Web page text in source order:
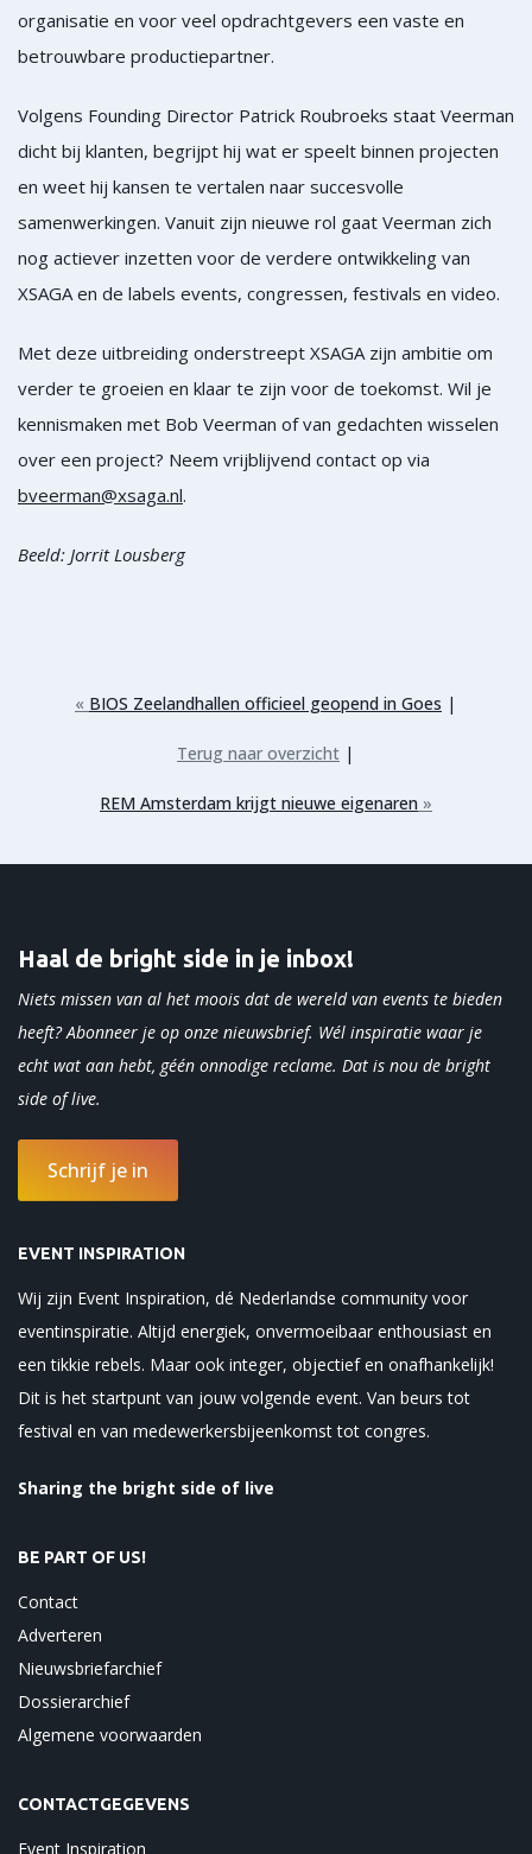
organisatie en voor veel opdrachtgevers een vaste en
betrouwbare productiepartner.
Volgens Founding Director Patrick Roubroeks staat Veerman
dicht bij klanten, begrijpt hij wat er speelt binnen projecten
en weet hij kansen te vertalen naar succesvolle
samenwerkingen. Vanuit zijn nieuwe rol gaat Veerman zich
nog actiever inzetten voor de verdere ontwikkeling van
XSAGA en de labels events, congressen, festivals en video.
Met deze uitbreiding onderstreept XSAGA zijn ambitie om
verder te groeien en klaar te zijn voor de toekomst. Wil je
kennismaken met Bob Veerman of van gedachten wisselen
over een project? Neem vrijblijvend contact op via
bveerman@xsaga.nl.
Beeld: Jorrit Lousberg
« BIOS Zeelandhallen officieel geopend in Goes |
Terug naar overzicht |
REM Amsterdam krijgt nieuwe eigenaren »
Haal de bright side in je inbox!
Niets missen van al het moois dat de wereld van events te bieden
heeft? Abonneer je op onze nieuwsbrief. Wél inspiratie waar je
echt wat aan hebt, géén onnodige reclame. Dat is nou de bright
side oflive.
Schrijf je in
EVENT INSPIRATION
Wij zijn Event Inspiration, dé Nederlandse community voor
eventinspiratie. Altijd energiek, onvermoeibaar enthousiast en
een tikkie rebels. Maar ook integer, objectief en onafhankelijk!
Dit is het startpunt van jouw volgende event. Van beurs tot
festival en van medewerkersbijeenkomst tot congres.
Sharing the bright side of live
BE PART OF US!
Contact
Adverteren
Nieuwsbriefarchief
Dossierarchief
Algemene voorwaarden
CONTACTGEGEVENS
Event Inspiration